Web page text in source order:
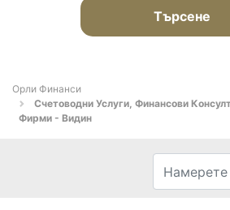
Търсене
Орли Финанси
Счетоводни Услуги, Финансови
Фирми - Видин